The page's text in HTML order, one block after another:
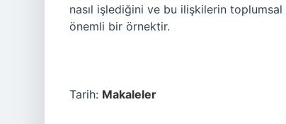
nasıl işlediğini ve bu ilişkilerin toplumsal
önemli bir örnektir.
Tarih: Makaleler